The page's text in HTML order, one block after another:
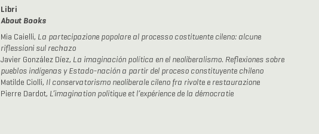
Libri
About Books
Mia Caielli, La partecipazione popolare al processo costituente cileno: alcune
riflessioni sul rechazo
Javier González Díez, La imaginación política en el neoliberalismo. Reflexiones sobre
pueblos indígenas y Estado-nación a partir del proceso constituyente chileno
Matilde Ciolli, Il conservatorismo neoliberale cileno fra rivolte e restaurazione
Pierre Dardot, L’imagination politique et l’expérience de la démocratie